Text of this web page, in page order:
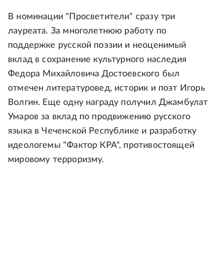
В номинации "Просветители" сразу три
лауреата. За многолетнюю работу по
поддержке русской поэзии и неоценимый
вклад в сохранение культурного наследия
Федора Михайловича Достоевского был
отмечен литературовед, историк и поэт Игорь
Волгин. Еще одну награду получил Джамбулат
Умаров за вклад по продвижению русского
языка в Чеченской Республике и разработку
идеологемы "Фактор КРА", противостоящей
мировому терроризму.